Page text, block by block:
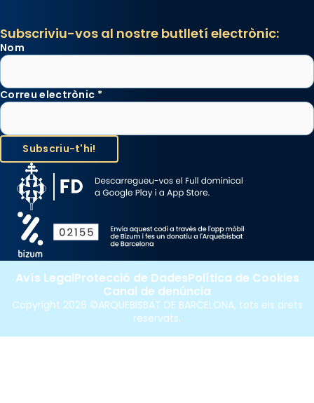
Subscriviu-vos al nostre butlletí electrònic:
Nom
Correu electrònic *
Copyright 2026 ©ARQUEBISBAT DE BARCELONA, tots els drets
reservats.
Avís LegalProtecció de DadesPolítica de Cookies
Canal de denúncia